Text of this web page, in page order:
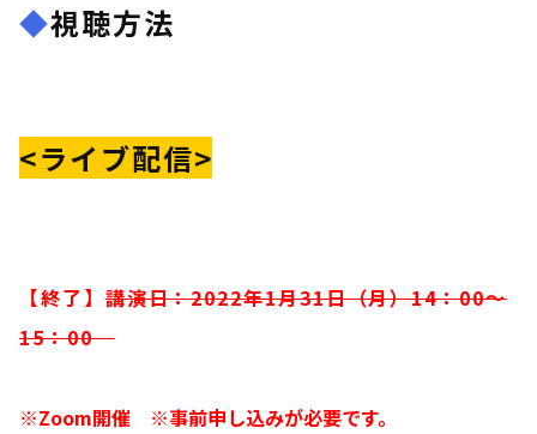
◆視聴方法
<ライブ配信>
【終了】講演日：2022年1月31日（月）14：00～
15：00
※Zoom開催 ※事前申し込みが必要です。